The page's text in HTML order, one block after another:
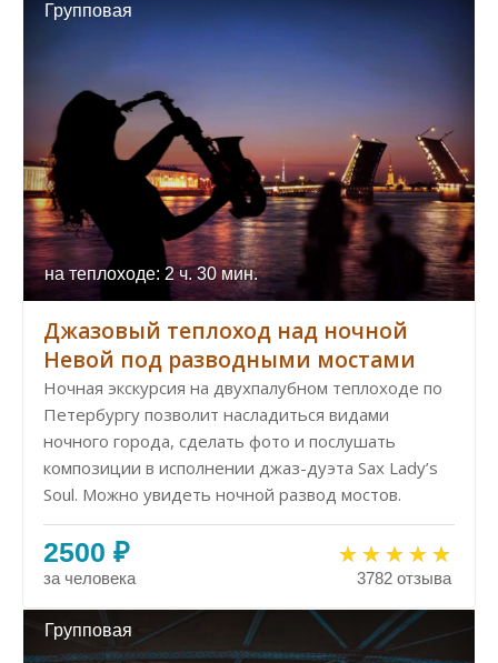
Групповая
на теплоходе: 2 ч. 30 мин.
Джазовый теплоход над ночной
Невой под разводными мостами
Ночная экскурсия на двухпалубном теплоходе по
Петербургу позволит насладиться видами
ночного города, сделать фото и послушать
композиции в исполнении джаз-дуэта Sax Lady’s
Soul. Можно увидеть ночной развод мостов.
2500 ₽
за человека 3782 отзыва
Групповая